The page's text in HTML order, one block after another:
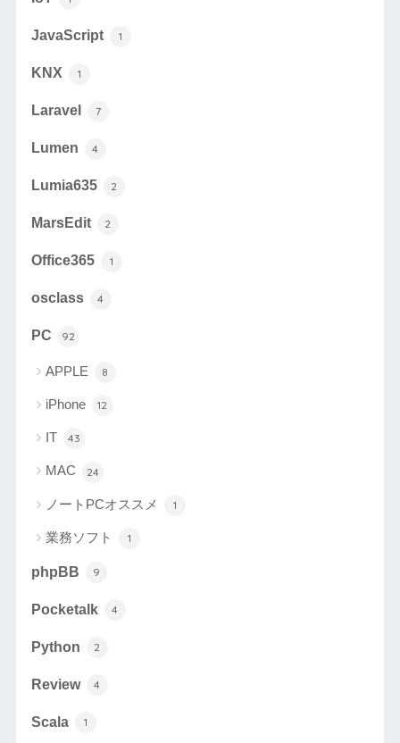
JavaScript 1
KNX 1
Laravel 7
Lumen 4
Lumia635 2
MarsEdit 2
Office365 1
osclass 4
PC 92
APPLE 8
iPhone 12
IT 43
MAC 24
ノートPCオススメ 1
業務ソフト 1
phpBB 9
Pocketalk 4
Python 2
Review 4
Scala 1